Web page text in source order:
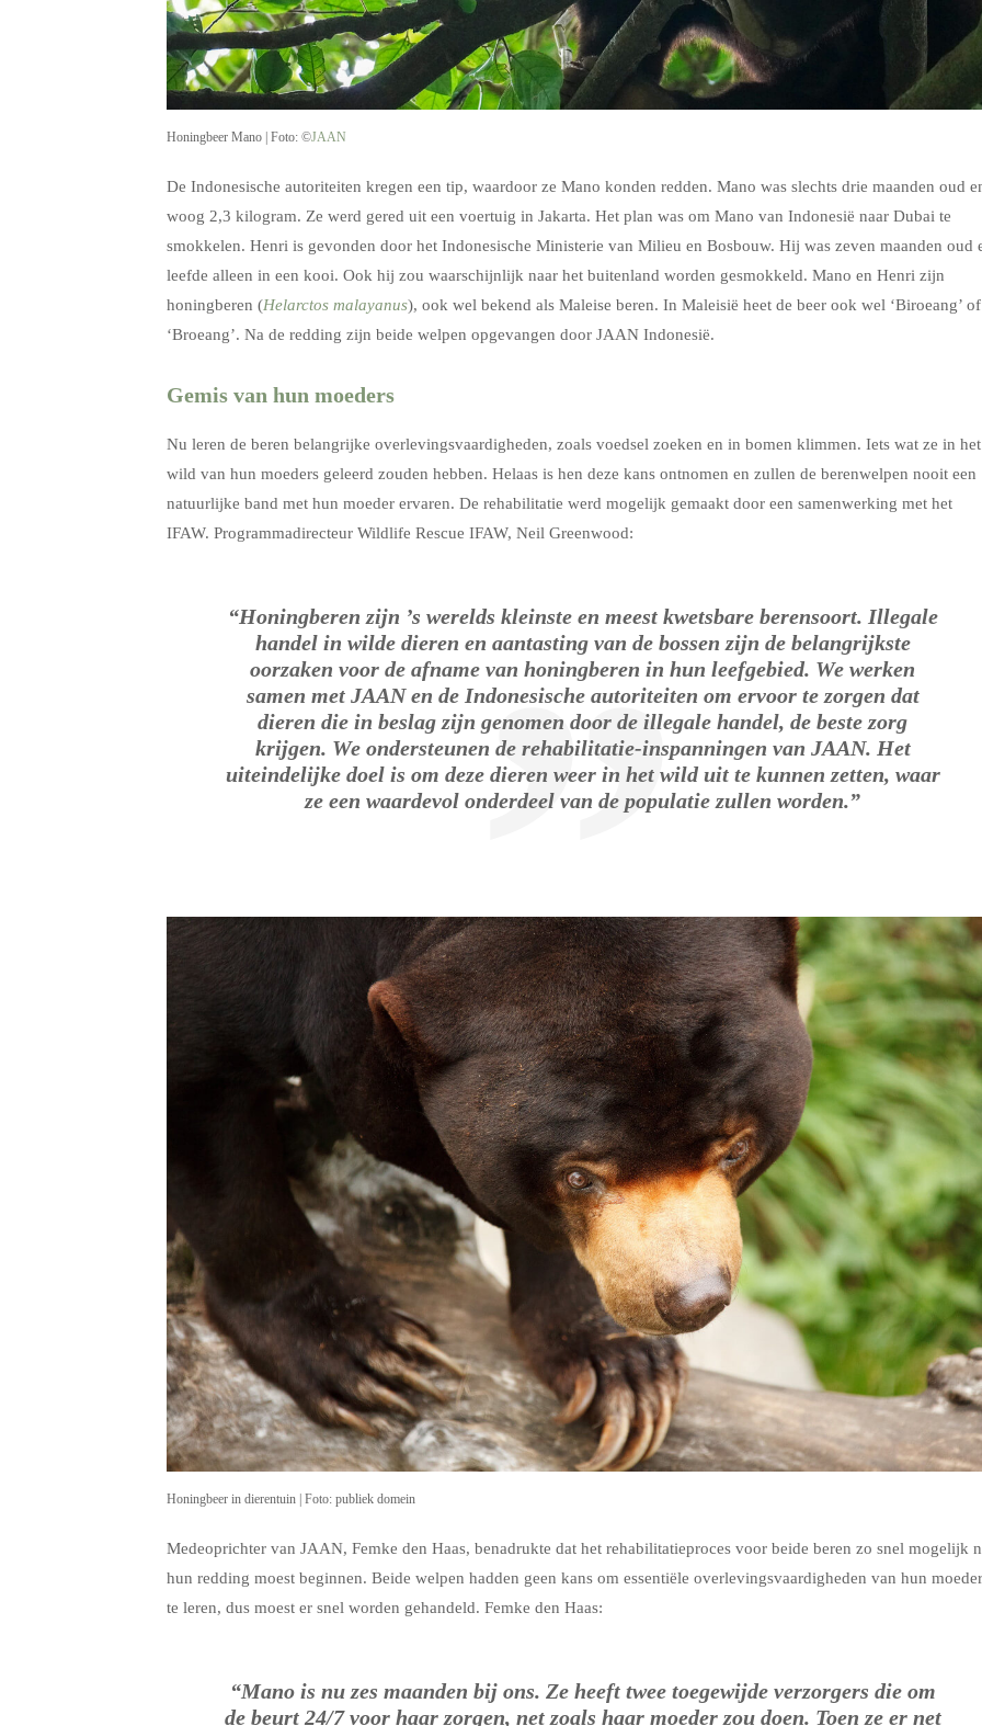
Honingbeer Mano | Foto: ©JAAN
De Indonesische autoriteiten kregen een tip, waardoor ze Mano konden redden. Mano was slechts drie maanden oud
woog 2,3 kilogram. Ze werd gered uit een voertuig in Jakarta. Het plan was om Mano van Indonesië naar Dubai te
smokkelen. Henri is gevonden door het Indonesische Ministerie van Milieu en Bosbouw. Hij was zeven maanden oud
leefde alleen in een kooi. Ook hij zou waarschijnlijk naar het buitenland worden gesmokkeld. Mano en Henri zijn
honingberen (Helarctos malayanus), ook wel bekend als Maleise beren. In Maleisië heet de beer ook wel ‘Biroeang’ of
‘Broeang’. Na de redding zijn beide welpen opgevangen door JAAN Indonesië.
Gemis van hun moeders
Nu leren de beren belangrijke overlevingsvaardigheden, zoals voedsel zoeken en in bomen klimmen. Iets wat ze in het
wild van hun moeders geleerd zouden hebben. Helaas is hen deze kans ontnomen en zullen de berenwelpen nooit een
natuurlijke band met hun moeder ervaren. De rehabilitatie werd mogelijk gemaakt door een samenwerking met het
IFAW. Programmadirecteur Wildlife Rescue IFAW, Neil Greenwood:
“Honingberen zijn ’s werelds kleinste en meest kwetsbare berensoort. Illegale
handel in wilde dieren en aantasting van de bossen zijn de belangrijkste
oorzaken voor de afname van honingberen in hun leefgebied. We werken
samen met JAAN en de Indonesische autoriteiten om ervoor te zorgen dat
dieren die in beslag zijn genomen door de illegale handel, de beste zorg
krijgen. We ondersteunen de rehabilitatie-inspanningen van JAAN. Het
uiteindelijke doel is om deze dieren weer in het wild uit te kunnen zetten, waar
ze een waardevol onderdeel van de populatie zullen worden.”
Honingbeer in dierentuin | Foto: publiek domein
Medeoprichter van JAAN, Femke den Haas, benadrukte dat het rehabilitatieproces voor beide beren zo snel mogelijk
hun redding moest beginnen. Beide welpen hadden geen kans om essentiële overlevingsvaardigheden van hun moeder
te leren, dus moest er snel worden gehandeld. Femke den Haas:
“Mano is nu zes maanden bij ons. Ze heeft twee toegewijde verzorgers die om
de beurt 24/7 voor haar zorgen, net zoals haar moeder zou doen. Toen ze er net